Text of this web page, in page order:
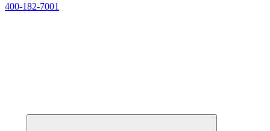
400-182-7001